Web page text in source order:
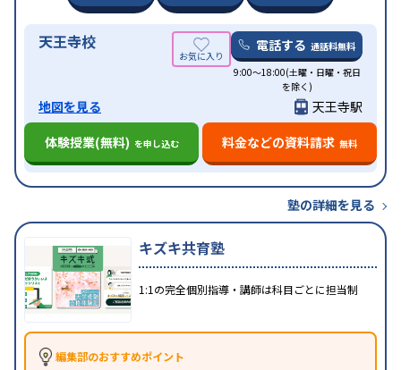
天王寺校 電話する 通話料無料
9:00～18:00(土曜・日曜・祝日
を除く)
地図を見る
天王寺駅
体験授業(無料) を申し込む 料金などの資料請求 無料
塾の詳細を見る
キズキ共育塾
1:1の完全個別指導・講師は科目ごとに担当制
編集部のおすすめポイント